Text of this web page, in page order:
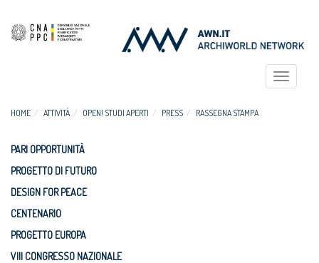
Toggle
HOME ATTIVITÀ OPEN! STUDI APERTI PRESS RASSEGNA STAMPA
PARI OPPORTUNITÀ
PROGETTO DI FUTURO
DESIGN FOR PEACE
CENTENARIO
PROGETTO EUROPA
VIII CONGRESSO NAZIONALE